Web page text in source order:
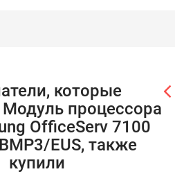
которые
процессора
OfficeServ 7100
EUS, также
купили